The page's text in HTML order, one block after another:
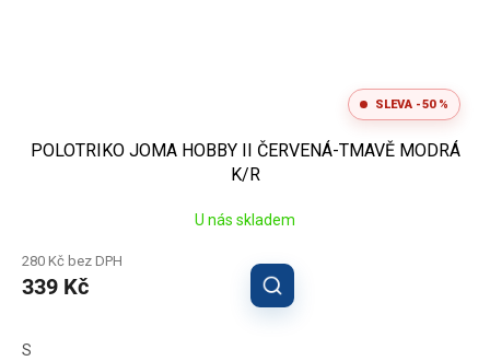
SLEVA -50 %
POLOTRIKO JOMA HOBBY II ČERVENÁ-TMAVĚ MODRÁ
K/R
U nás skladem
280 Kč bez DPH
339 Kč
S